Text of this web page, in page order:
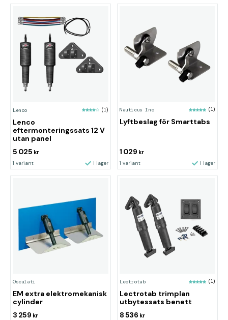
Lenco (1)
Lenco
eftermonteringssats 12 V
utan panel
5 025 kr
1 variant I lager
Nauticus Inc (1)
Lyftbeslag för Smarttabs
1 029 kr
1 variant I lager
Osculati
EM extra elektromekanisk
cylinder
3 259 kr
Lectrotab (1)
Lectrotab trimplan
utbytessats benett
8 536 kr